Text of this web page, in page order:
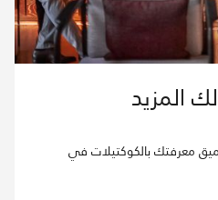
المزيد
معرفتك بالكوكتيلات في